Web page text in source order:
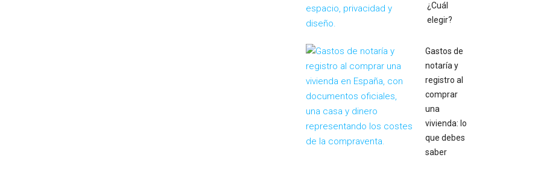
¿Cuál
elegir?
Gastos de
notaría y
registro al
comprar
una
vivienda: lo
que debes
saber